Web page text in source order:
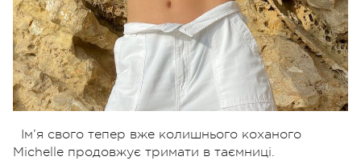
Ім’я свого тепер вже колишнього коханого
Michelle продовжує тримати в таємниці.